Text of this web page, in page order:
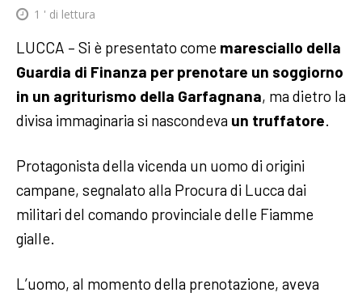
1 ' di lettura
LUCCA – Si è presentato come maresciallo della
Guardia di Finanza per prenotare un soggiorno
in un agriturismo della Garfagnana, ma dietro la
divisa immaginaria si nascondeva un truffatore.
Protagonista della vicenda un uomo di origini
campane, segnalato alla Procura di Lucca dai
militari del comando provinciale delle Fiamme
gialle.
L’uomo, al momento della prenotazione, aveva